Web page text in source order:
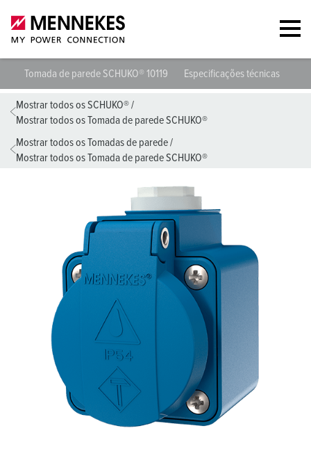
Tomada de parede SCHUKO® 10119 Especificações técnicas
Mostrar todos os SCHUKO®/
Mostrar todos os Tomada de parede SCHUKO®
Mostrar todos os Tomadas de parede/
Mostrar todos os Tomada de parede SCHUKO®